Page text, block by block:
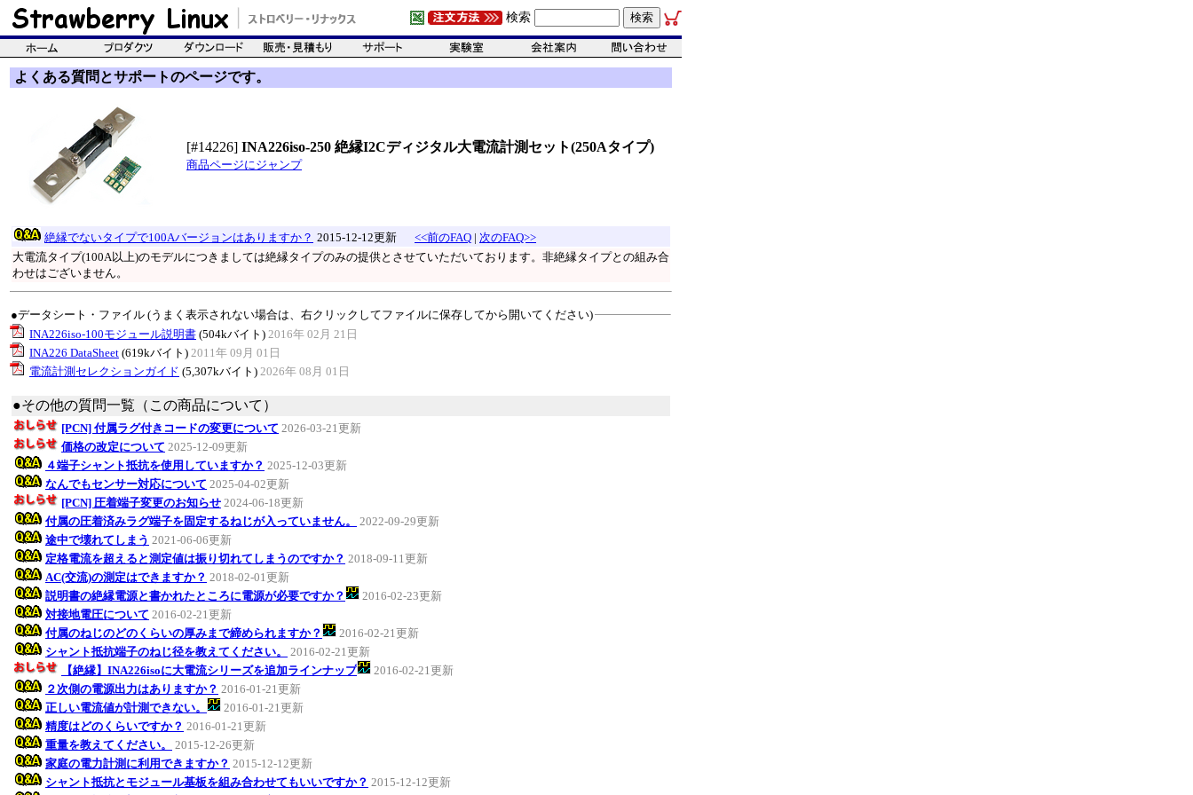
検索
よくある質問とサポートのページです。
[#14226] INA226iso-250 絶縁I2Cディジタル大電流計測セット(250Aタイプ)
商品ページにジャンプ
絶縁でないタイプで100Aバージョンはありますか？ 2015-12-12更新 <<前のFAQ | 次のFAQ>>
大電流タイプ(100A以上)のモデルにつきましては絶縁タイプのみの提供とさせていただいております。非絶縁タイプとの組み合
わせはございません。
●データシート・ファイル (うまく表示されない場合は、右クリックしてファイルに保存してから開いてください)
INA226iso-100モジュール説明書 (504kバイト) 2016年 02月 21日
INA226 DataSheet (619kバイト) 2011年 09月 01日
電流計測セレクションガイド (5,307kバイト) 2026年 08月 01日
●その他の質問一覧（この商品について）
[PCN] 付属ラグ付きコードの変更について 2026-03-21更新
価格の改定について 2025-12-09更新
４端子シャント抵抗を使用していますか？ 2025-12-03更新
なんでもセンサー対応について 2025-04-02更新
[PCN] 圧着端子変更のお知らせ 2024-06-18更新
付属の圧着済みラグ端子を固定するねじが入っていません。
2022-09-29更新
途中で壊れてしまう 2021-06-06更新
定格電流を超えると測定値は振り切れてしまうのですか？ 2018-09-11更新
AC(交流)の測定はできますか？ 2018-02-01更新
説明書の絶縁電源と書かれたところに電源が必要ですか？
2016-02-23更新
対接地電圧について 2016-02-21更新
付属のねじのどのくらいの厚みまで締められますか？
2016-02-21更新
シャント抵抗端子のねじ径を教えてください。
2016-02-21更新
【絶縁】INA226isoに大電流シリーズを追加ラインナップ
2016-02-21更新
２次側の電源出力はありますか？ 2016-01-21更新
正しい電流値が計測できない。
2016-01-21更新
精度はどのくらいですか？ 2016-01-21更新
重量を教えてください。
2015-12-26更新
家庭の電力計測に利用できますか？ 2015-12-12更新
シャント抵抗とモジュール基板を組み合わせてもいいですか？ 2015-12-12更新